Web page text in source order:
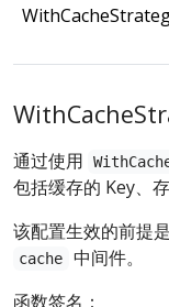
通过使用
包括缓存的 Key、
该配置生效的前提
cache
中间件。
函数签名：